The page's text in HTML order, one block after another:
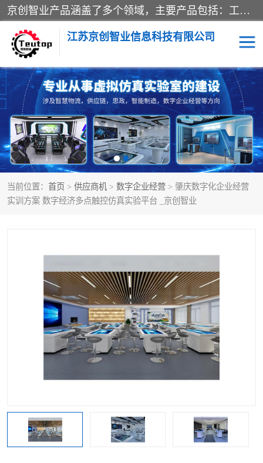
京创智业产品涵盖了多个领域，主要产品包括：工业4.0生产线解决方案，智慧物流综合实训室，教学设备与实验室建设，虚拟仿真实验室等。公司将秉持“创新、执着、诚信、共赢”的理念，以“将服务当作使命”为核心价值观，致力于为客户创造价值，与客户、合作伙伴和员工共同成长。
江苏京创智业信息科技有限公司
当前位置： 首页 > 供应商机 > 数字企业经营 > 肇庆数字化企业经营
实训方案 数字经济多点触控仿真实验平台 _京创智业
VR物流实训 低碳供应链
生产系统仿真 冷链物流
供应链管理 思政
智慧零售实训 智能制造
工业工程实训室